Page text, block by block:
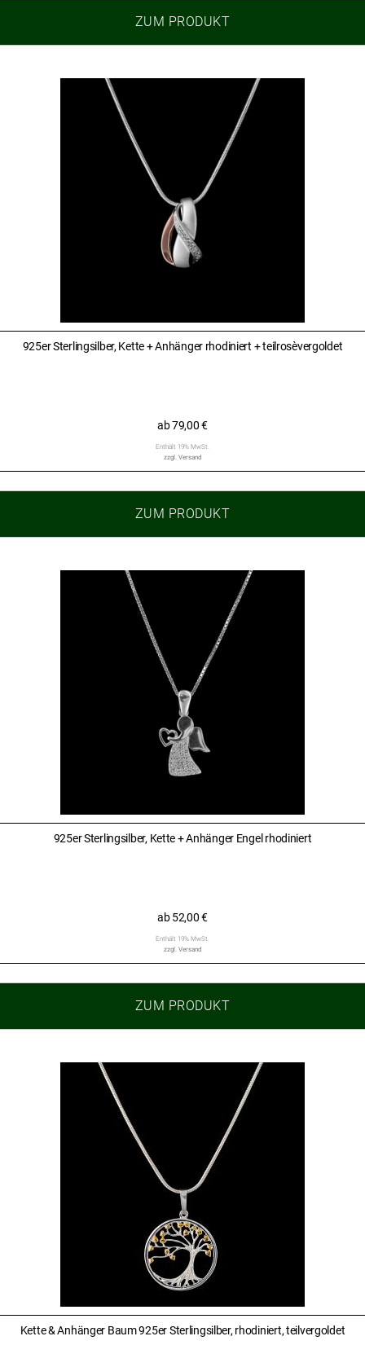
ZUM PRODUKT
925er Sterlingsilber, Kette + Anhänger rhodiniert + teilrosèvergoldet
ab79,00€
Enthält 19% MwSt.
zzgl. Versand
ZUM PRODUKT
925er Sterlingsilber, Kette + Anhänger Engel rhodiniert
ab52,00€
Enthält 19% MwSt.
zzgl. Versand
ZUM PRODUKT
Kette & Anhänger Baum 925er Sterlingsilber, rhodiniert, teilvergoldet